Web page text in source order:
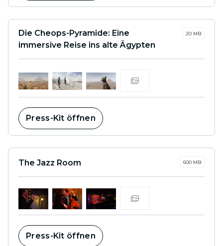
Die Cheops-Pyramide: Eine
immersive Reise ins alte Ägypten
20 MB
Press-Kit öffnen
The Jazz Room 600 MB
Press-Kit öffnen